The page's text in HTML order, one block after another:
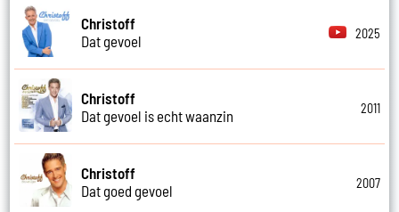
Christoff
Dat gevoel
2025
Christoff
Dat gevoel is echt waanzin
2011
Christoff
Dat goed gevoel
2007